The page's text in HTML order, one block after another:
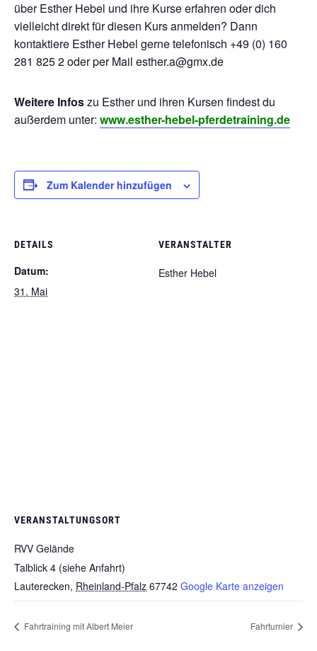
über Esther Hebel und ihre Kurse erfahren oder dich
vielleicht direkt für diesen Kurs anmelden? Dann
kontaktiere Esther Hebel gerne telefonisch +49 (0) 160
281 825 2 oder per Mail esther.a@gmx.de
Weitere Infoszu Esther und ihren Kursen findest du
außerdem unter: www.esther-hebel-pferdetraining.de
Zum Kalender hinzufügen
DETAILS
Datum:
31. Mai
VERANSTALTER
Esther Hebel
VERANSTALTUNGSORT
RVV Gelände
Talblick 4 (siehe Anfahrt)
Lauterecken, Rheinland-Pfalz 67742 Google Karte anzeigen
Fahrtraining mit Albert Meier Fahrturnier